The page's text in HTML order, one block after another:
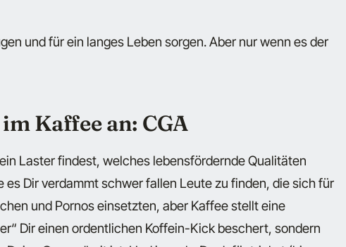
und für ein langes Leben sorgen. Aber nur wenn es der
Kaffee an: CGA
Laster findest, welches lebensfördernde Qualitäten
Dir verdammt schwer fallen Leute zu finden, die sich für
und Pornos einsetzten, aber Kaffee stellt eine
Dir einen ordentlichen Koffein-Kick beschert, sondern